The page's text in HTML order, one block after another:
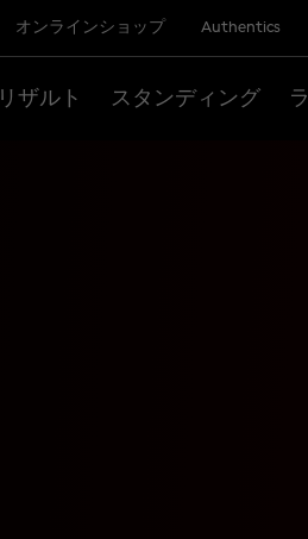
オンラインショップ Authentics
リザルト スタンディング